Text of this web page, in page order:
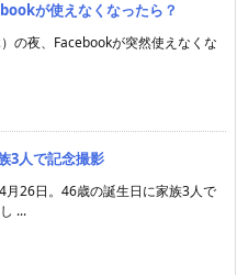
が使えなくなったら？
の夜、Facebookが突然使えなくな
3人で記念撮影
月26日。46歳の誕生日に家族3人で
...